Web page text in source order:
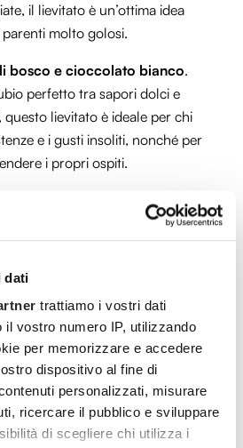
dati
trattiamo i vostri dati
il vostro numero IP, utilizzando
per memorizzare e accedere
dispositivo al fine di
personalizzati, misurare
ricercare il pubblico e sviluppare
di scegliere chi utilizza i
il lievitato è un’ottima idea
molto golosi.
bosco e cioccolato bianco.
perfetto tra sapori dolci e
questo lievitato è ideale per chi
e i gusti insoliti, nonché per
i propri ospiti.
. Dal sapore deciso, questo
per la gola anche i più scettici. Il
di cioccolato, la fusione di tre
al latte e fondente) che sapranno
e zenzero. In linea con il
mancare un dolce dai sapori
intenso, ideale anche da
e non solo a Natale. L’impasto
candita e noci, viene completato